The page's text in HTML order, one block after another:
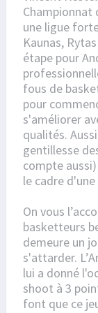
Championnat
une ligue
Kaunas,
étape pour
fous de
pour
s'améliorer
qualités.
gentillesse
compte
le cadre
On vous
basketteurs
demeure un
s'attarder.
lui a donné
shoot à 3
font que ce